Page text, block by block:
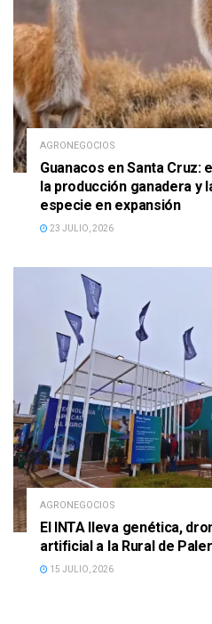
AGRONEGOCIOS
Guanacos en Santa Cruz:
la producción ganadera y
especie en expansión
23 JULIO, 2026
AGRONEGOCIOS
El INTA lleva genética,
artificial a la Rural de
15 JULIO, 2026